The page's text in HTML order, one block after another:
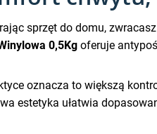
sprzęt do domu,
0,5Kg oferuje
oznacza to większą
estetyka ułatwia